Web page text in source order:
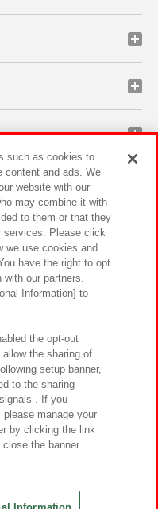
サイトポリシー
シビリティ方針と検証結果
あるご質問・お問い合わせ
Inc.
Lab Inc.
Rights Reserved.
such as cookies to
content and ads. We
website with our
may combine it with
to them or that they
services. Please click
we use cookies and
have the right to opt
with our partners.
Information] to
the opt-out
the sharing of
setup banner,
to the sharing
. If you
manage your
by clicking the link
the banner.